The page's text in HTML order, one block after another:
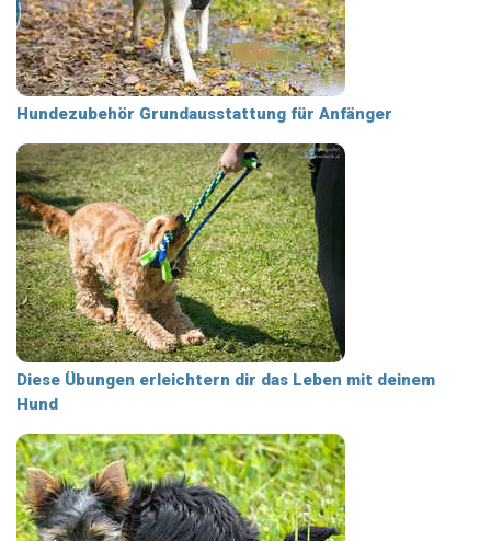
Hundezubehör Grundausstattung für Anfänger
Diese Übungen erleichtern dir das Leben mit deinem
Hund